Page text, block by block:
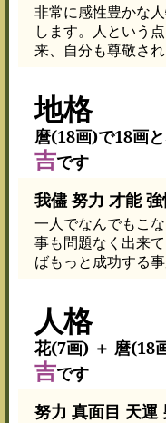
非常に感性豊かな
します。人という
来、自分も尊敬され
地格
麿(18画)で18画
吉です
我儘 努力 才能
一人でなんでもこ
事も問題なく出来
ばもっと成功する
人格
花(7画) ＋ 麿(18
吉です
努力 真面目 天運